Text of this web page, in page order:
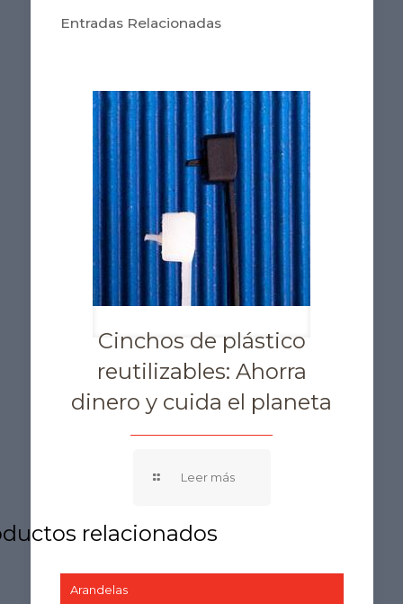
Entradas Relacionadas
Cinchos de plástico
reutilizables: Ahorra
dinero y cuida el planeta
Arandelas